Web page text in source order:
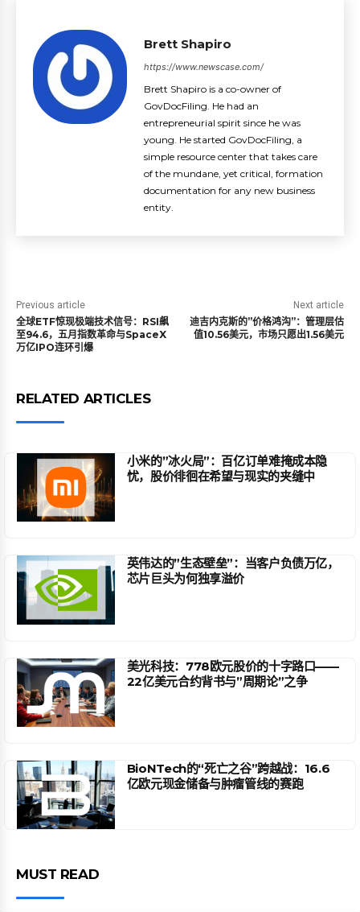
Brett Shapiro
https://www.newscase.com/
Brett Shapiro is a co-owner of
GovDocFiling. He had an
entrepreneurial spirit since he was
young. He started GovDocFiling, a
simple resource center that takes care
of the mundane, yet critical, formation
documentation for any new business
entity.
Previous article
全球ETF惊现极端技术信号：RSI飙
至94.6，五月指数革命与SpaceX
万亿IPO连环引爆
Next article
迪吉内克斯的”价格鸿沟”：管理层估
值10.56美元，市场只愿出1.56美元
RELATED ARTICLES
小米的”冰火局”：百亿订单难掩成本隐
忧，股价徘徊在希望与现实的夹缝中
英伟达的”生态壁垒”：当客户负债万亿，
芯片巨头为何独享溢价
美光科技：778欧元股价的十字路口——
22亿美元合约背书与”周期论”之争
BioNTech的“死亡之谷”跨越战：16.6
亿欧元现金储备与肿瘤管线的赛跑
MUST READ